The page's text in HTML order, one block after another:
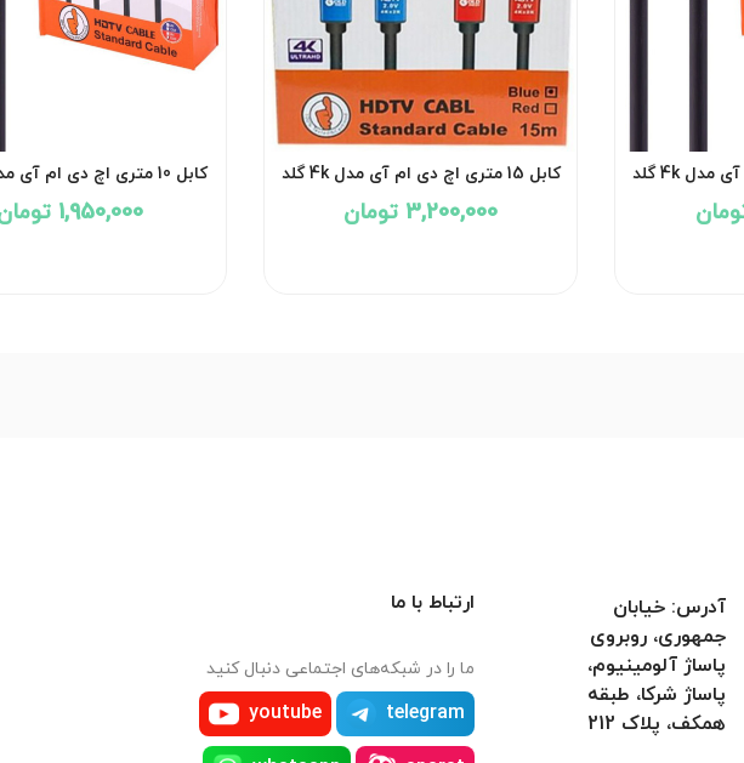
کابل 20 متری اچ دی ام آی مدل 4k گلد
کابل 15 متری اچ دی ام آی مدل 4k گلد
استار طلایی GoldStar
3,200,000 تومان استار طلایی GoldStar
1,950,000 تومان
آدرس: خیابان
جمهوری، روبروی
پاساژ آلومینیوم،
پاساژ شرکا، طبقه
همکف، پلاک 212
ارتباط با ما
ما را در شبکه‌های اجتماعی دنبال کنید
telegram
youtube